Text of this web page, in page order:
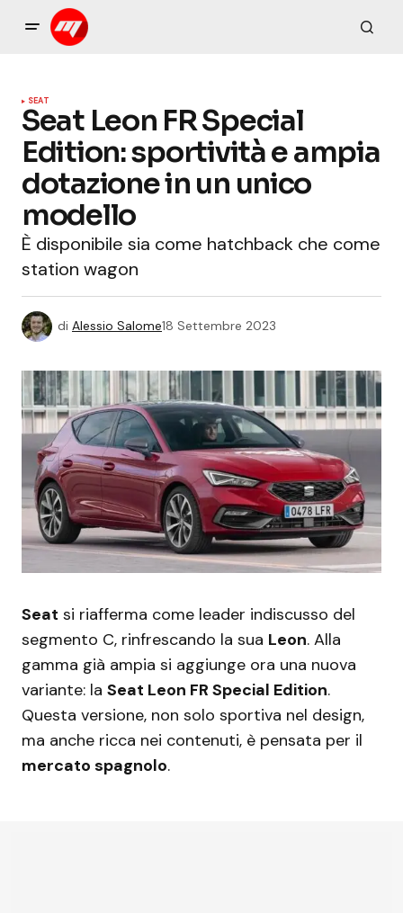
SEAT
Seat Leon FR Special
Edition: sportività e ampia
dotazione in un unico
modello
È disponibile sia come hatchback che come
station wagon
di Alessio Salome18 Settembre 2023
Seat si riafferma come leader indiscusso del
segmento C, rinfrescando la sua Leon. Alla
gamma già ampia si aggiunge ora una nuova
variante: la Seat Leon FR Special Edition.
Questa versione, non solo sportiva nel design,
ma anche ricca nei contenuti, è pensata per il
mercato spagnolo.